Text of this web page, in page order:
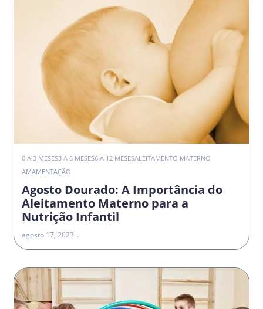
0 A 3 MESES3 A 6 MESES6 A 12 MESESALEITAMENTO MATERNO
AMAMENTAÇÃO
Agosto Dourado: A Importância do
Aleitamento Materno para a
Nutrição Infantil
agosto 17, 2023